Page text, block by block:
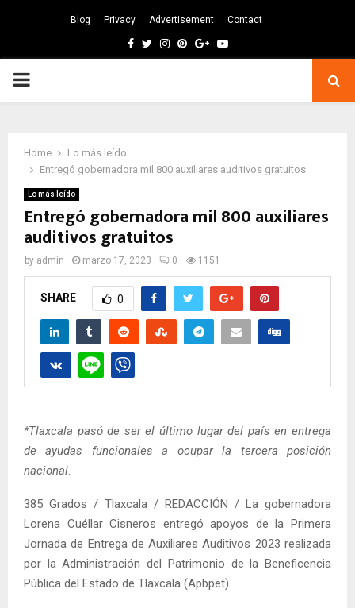
Blog Privacy Advertisement Contact
Facebook
TwitterInstagram
Pinterest
GoogleYoutube
PRIMARY
Home
Lo más leído
Entregó gobernadora mil 800 auxiliares auditivos gratuitos
Lo más leído
Entregó gobernadora mil 800 auxiliares
auditivos gratuitos
by admin marzo 17, 2023 0 1151
SHARE 0
*Tlaxcala pasó de ser el último lugar del país en entrega
de ayudas funcionales a ocupar la tercera posición
nacional
385 Grados / Tlaxcala / REDACCIÓN / La gobernadora
Lorena Cuéllar Cisneros entregó apoyos de la Primera
Jornada de Entrega de Auxiliares Auditivos 2023 realizada
por la Administración del Patrimonio de la Beneficencia
Pública del Estado de Tlaxcala (Apbpet).